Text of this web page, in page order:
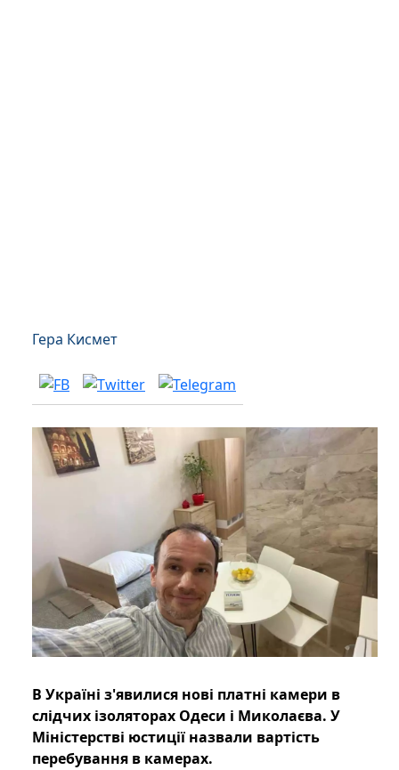
Гера Кисмет
В Україні з'явилися нові платні камери в
слідчих ізоляторах Одеси і Миколаєва. У
Міністерстві юстиції назвали вартість
перебування в камерах.